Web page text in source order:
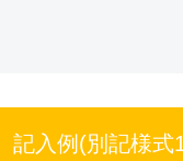
記入例(別記様式